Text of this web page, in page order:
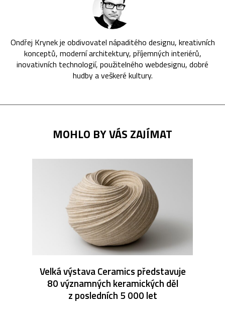
Ondřej Krynek je obdivovatel nápaditého designu, kreativních
konceptů, moderní architektury, příjemných interiérů,
inovativních technologií, použitelného webdesignu, dobré
hudby a veškeré kultury.
MOHLO BY VÁS ZAJÍMAT
Velká výstava Ceramics představuje
80 významných keramických děl
z posledních 5 000 let